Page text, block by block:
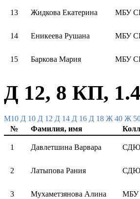
13 Жидкова Екатерина МБУ
14 Еникеева Рушана МБУ
15 Баркова Мария МБУ
Д 12, 8 КП,
M10 Д 10 Д 12 Д 14 Д 16 Д 18 Ж 40 Ж
№
Фамилия, имя
1 Давлетшина Варвара
2 Латыпова Рания
3 Мухаметзянова Алина МБУ